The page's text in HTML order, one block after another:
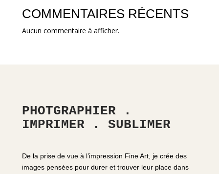
COMMENTAIRES RÉCENTS
Aucun commentaire à afficher.
PHOTGRAPHIER .
IMPRIMER . SUBLIMER
De la prise de vue à l’impression Fine Art, je crée des
images pensées pour durer et trouver leur place dans